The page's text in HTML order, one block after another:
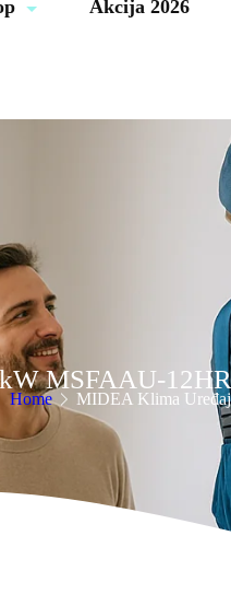
Akcija 2026
MSFAAU-
Home MIDEA Klima